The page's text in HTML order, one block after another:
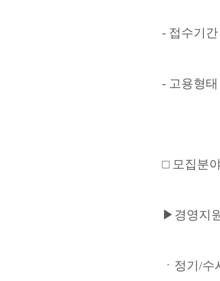
- 접수기간
- 고용형
□ 모집분
▶경영지
ㆍ정기/